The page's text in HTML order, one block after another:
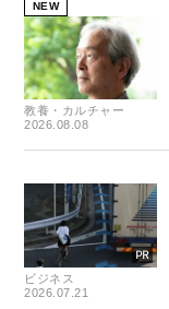
NEW
教養・カルチャー
2026.08.08
ビジネス
2026.07.21